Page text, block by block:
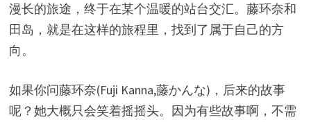
漫长的旅途，终于在某个温暖的站台交汇。藤环奈和
田岛，就是在这样的旅程里，找到了属于自己的方
向。
如果你问藤环奈(Fuji Kanna,藤かんな)，后来的故事
呢？她大概只会笑着摇摇头。因为有些故事啊，不需